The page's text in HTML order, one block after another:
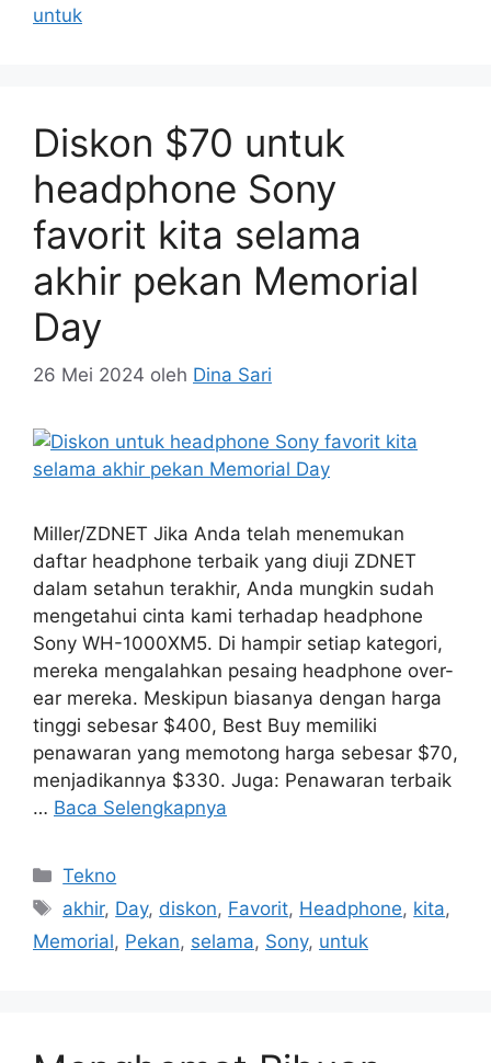
untuk
Diskon $70 untuk
headphone Sony
favorit kita selama
akhir pekan Memorial
Day
26 Mei 2024 oleh Dina Sari
Miller/ZDNET Jika Anda telah menemukan
daftar headphone terbaik yang diuji ZDNET
dalam setahun terakhir, Anda mungkin sudah
mengetahui cinta kami terhadap headphone
Sony WH-1000XM5. Di hampir setiap kategori,
mereka mengalahkan pesaing headphone over-
ear mereka. Meskipun biasanya dengan harga
tinggi sebesar $400, Best Buy memiliki
penawaran yang memotong harga sebesar $70,
menjadikannya $330. Juga: Penawaran terbaik
… Baca Selengkapnya
Kategori
Tekno
Tag
akhir, Day, diskon, Favorit, Headphone, kita,
Memorial, Pekan, selama, Sony, untuk